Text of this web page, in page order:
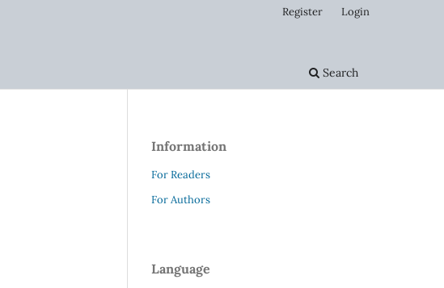
Search
Register Login
Information
For Readers
For Authors
Language